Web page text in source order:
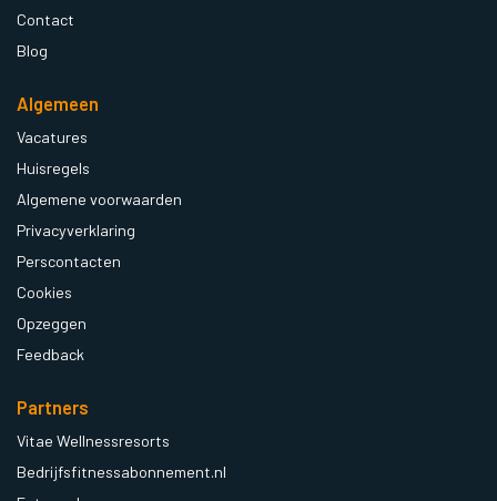
Contact
Blog
Algemeen
Vacatures
Huisregels
Algemene voorwaarden
Privacyverklaring
Perscontacten
Cookies
Opzeggen
Feedback
Partners
Vitae Wellnessresorts
Bedrijfsfitnessabonnement.nl